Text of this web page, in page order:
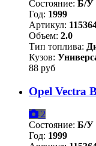
Состояние: Б/У
Год: 1999
Артикул:
Объем: 2.0
Тип топлива:
Кузов:
88 руб
Opel Vectra
2
Состояние: Б/У
Год: 1999